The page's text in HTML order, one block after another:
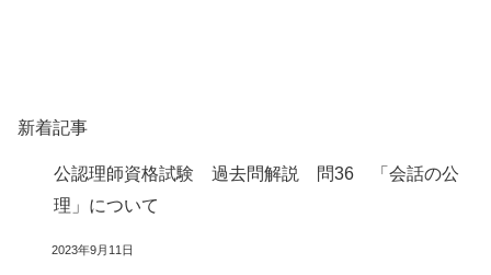
新着記事
公認理師資格試験 過去問解説 問36 「会話の公
理」について
2023年9月11日